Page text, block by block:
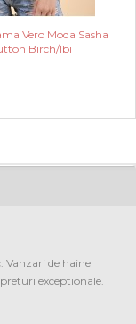
Vero Moda Sasha
Birch/Ibi
Vanzari de haine
exceptionale.